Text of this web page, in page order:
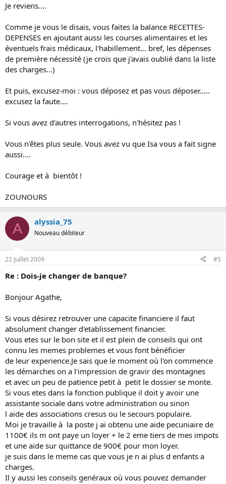
Je reviens....
Comme je vous le disais, vous faites la balance RECETTES-
DEPENSES en ajoutant aussi les courses alimentaires et les
éventuels frais médicaux, l'habillement... bref, les dépenses
de première nécessité (je crois que j'avais oublié dans la liste
des charges...)
Et puis, excusez-moi : vous déposez et pas vous déposer.....
excusez la faute....
Si vous avez d'autres interrogations, n'hésitez pas !
Vous n'êtes plus seule. Vous avez vu que Isa vous a fait signe
aussi....
Courage et à bientôt !
ZOUNOURS
A alyssia_75
Nouveau débiteur
22 Juillet 2009 #5
Re : Dois-je changer de banque?
Bonjour Agathe,
Si vous désirez retrouver une capacite financiere il faut
absolument changer d'etablissement financier.
Vous etes sur le bon site et il est plein de conseils qui ont
connu les memes problemes et vous font bénéficier
de leur experience.Je sais que le moment où l'on commence
les démarches on a l'impression de gravir des montagnes
et avec un peu de patience petit à petit le dossier se monte.
Si vous etes dans la fonction publique il doit y avoir une
assistante sociale dans votre administration ou sinon
l aide des associations cresus ou le secours populaire.
Moi je travaille à la poste j ai obtenu une aide pecuniaire de
1100€ ils m ont paye un loyer + le 2 eme tiers de mes impots
et une aide sur quittance de 900€ pour mon loyer.
je suis dans le meme cas que vous je n ai plus d enfants a
charges.
Il y aussi les conseils genéraux où vous pouvez demander